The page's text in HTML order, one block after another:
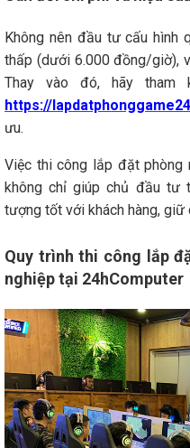
Không nên đầu tư cấu hình
thấp (dưới 6.000 đồng/giờ),
Thay vào đó, hãy
https://
ưu.
Việc thi công lắp đặt phòng
không chỉ giúp chủ đầu tư
tượng tốt với khách hàng, giữ
Quy trình thi công lắp
nghiệp tại 24hComputer